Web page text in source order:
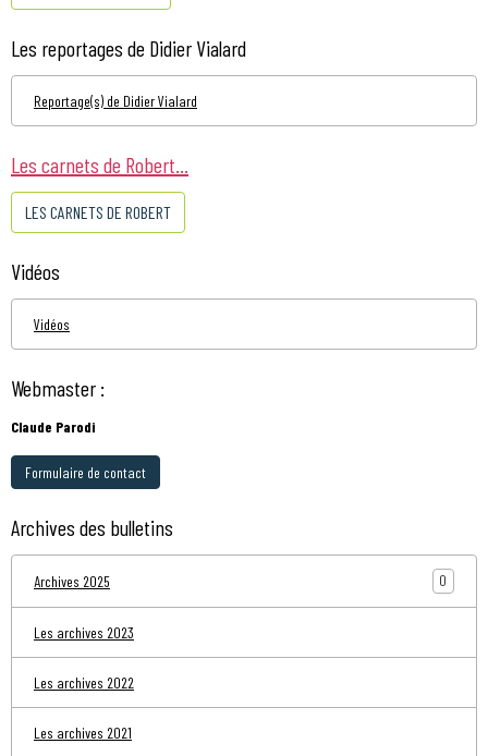
Les reportages de Didier Vialard
Reportage(s) de Didier Vialard
Les carnets de Robert...
LES CARNETS DE ROBERT
Vidéos
Vidéos
Webmaster :
Claude Parodi
Formulaire de contact
Archives des bulletins
Archives 2025 0
Les archives 2023
Les archives 2022
Les archives 2021